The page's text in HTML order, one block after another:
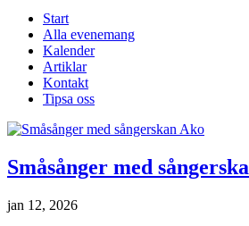
Start
Alla evenemang
Kalender
Artiklar
Kontakt
Tipsa oss
Småsånger med
jan 12, 2026